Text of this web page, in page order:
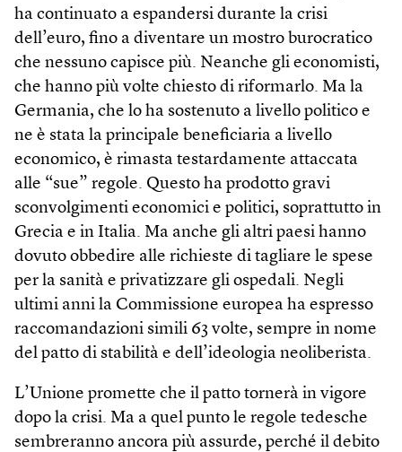
ha continuato a espandersi durante la crisi
dell’euro, fino a diventare un mostro burocratico
che nessuno capisce più. Neanche gli economisti,
che hanno più volte chiesto di riformarlo. Ma la
Germania, che lo ha sostenuto a livello politico e
ne è stata la principale beneficiaria a livello
economico, è rimasta testardamente attaccata
alle “sue” regole. Questo ha prodotto gravi
sconvolgimenti economici e politici, soprattutto in
Grecia e in Italia. Ma anche gli altri paesi hanno
dovuto obbedire alle richieste di tagliare le spese
per la sanità e privatizzare gli ospedali. Negli
ultimi anni la Commissione europea ha espresso
raccomandazioni simili 63 volte, sempre in nome
del patto di stabilità e dell’ideologia neoliberista.
L’Unione promette che il patto tornerà in vigore
dopo la crisi. Ma a quel punto le regole tedesche
sembreranno ancora più assurde, perché il debito